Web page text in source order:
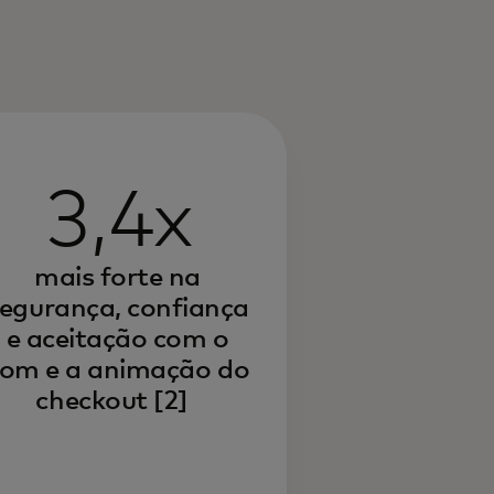
3,4x
mais forte na
confiança
e aceitação com o
e a animação do
checkout [2]